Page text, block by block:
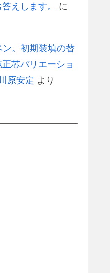
えします。
に
ン。初期装填の替
芯バリエーショ
川原安定 より